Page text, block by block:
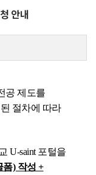
안내
공 제도를
절차에 따라
U-saint 포털을
폼) 작성 +